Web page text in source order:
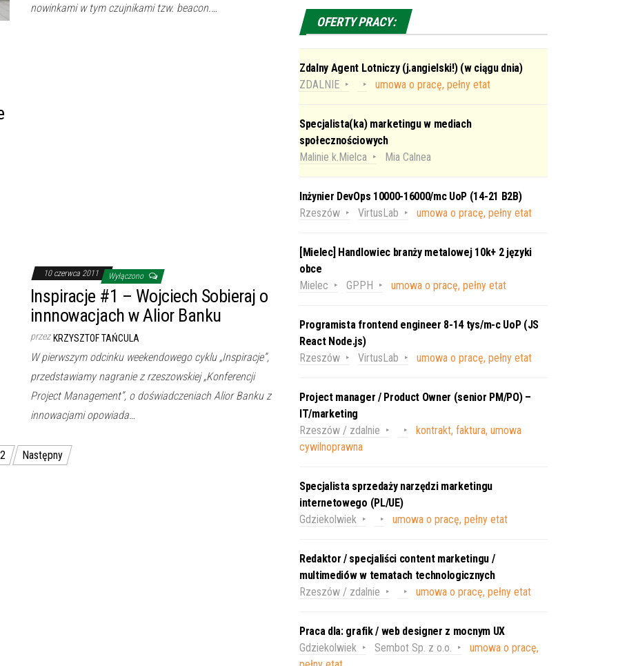
nowinkami w tym czujnikami tzw. beacon.…
10 czerwca 2011 Wyłączono
Inspiracje #1 – Wojciech Sobieraj o
innnowacjach w Alior Banku
przez KRZYSZTOF TAŃCULA
W pierwszym odcinku weekendowego cyklu „Inspiracje”,
przedstawiamy nagranie z rzeszowskiej „Konferencji
Project Management”, o doświadczeniach Alior Banku z
innowacjami opowiada…
2 Następny
OFERTY PRACY:
Zdalny Agent Lotniczy (j.angielski!) (w ciągu dnia)
ZDALNIE
umowa o pracę, pełny etat
Specjalista(ka) marketingu w mediach
społecznościowych
Malinie k.Mielca
Mia Calnea
Inżynier DevOps 10000-16000/mc UoP (14-21 B2B)
Rzeszów
VirtusLab umowa o pracę, pełny etat
[Mielec] Handlowiec branży metalowej 10k+ 2 języki
obce
Mielec
GPPH umowa o pracę, pełny etat
Programista frontend engineer 8-14 tys/m-c UoP (JS
React Node.js)
Rzeszów
VirtusLab umowa o pracę, pełny etat
Project manager / Product Owner (senior PM/PO) –
IT/marketing
Rzeszów / zdalnie
kontrakt, faktura, umowa
cywilnoprawna
Specjalista sprzedaży narzędzi marketingu
internetowego (PL/UE)
Gdziekolwiek
umowa o pracę, pełny etat
Redaktor / specjaliści content marketingu /
multimediów w tematach technologicznych
Rzeszów / zdalnie
umowa o pracę, pełny etat
Praca dla: grafik / web designer z mocnym UX
Gdziekolwiek
Sembot Sp. z o.o.
umowa o pracę,